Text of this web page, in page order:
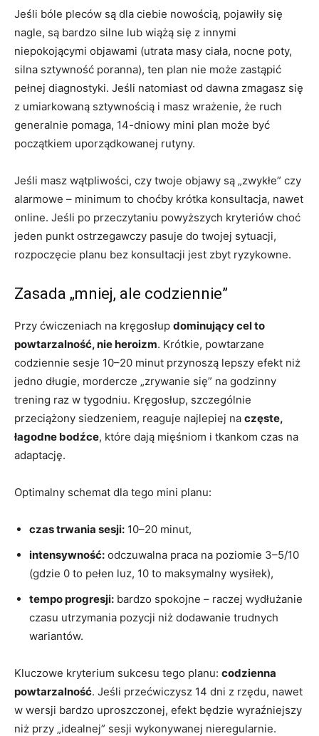
Jeśli bóle pleców są dla ciebie nowością, pojawiły się
nagle, są bardzo silne lub wiążą się z innymi
niepokojącymi objawami (utrata masy ciała, nocne poty,
silna sztywność poranna), ten plan nie może zastąpić
pełnej diagnostyki. Jeśli natomiast od dawna zmagasz się
z umiarkowaną sztywnością i masz wrażenie, że ruch
generalnie pomaga, 14-dniowy mini plan może być
początkiem uporządkowanej rutyny.
Jeśli masz wątpliwości, czy twoje objawy są „zwykłe” czy
alarmowe – minimum to choćby krótka konsultacja, nawet
online. Jeśli po przeczytaniu powyższych kryteriów choć
jeden punkt ostrzegawczy pasuje do twojej sytuacji,
rozpoczęcie planu bez konsultacji jest zbyt ryzykowne.
Zasada „mniej, ale codziennie”
Przy ćwiczeniach na kręgosłup dominujący cel to
powtarzalność, nie heroizm. Krótkie, powtarzane
codziennie sesje 10–20 minut przynoszą lepszy efekt niż
jedno długie, mordercze „zrywanie się” na godzinny
trening raz w tygodniu. Kręgosłup, szczególnie
przeciążony siedzeniem, reaguje najlepiej na częste,
łagodne bodźce, które dają mięśniom i tkankom czas na
adaptację.
Optimalny schemat dla tego mini planu:
czas trwania sesji: 10–20 minut,
intensywność: odczuwalna praca na poziomie 3–5/10
(gdzie 0 to pełen luz, 10 to maksymalny wysiłek),
tempo progresji: bardzo spokojne – raczej wydłużanie
czasu utrzymania pozycji niż dodawanie trudnych
wariantów.
Kluczowe kryterium sukcesu tego planu: codzienna
powtarzalność. Jeśli przećwiczysz 14 dni z rzędu, nawet
w wersji bardzo uproszczonej, efekt będzie wyraźniejszy
niż przy „idealnej” sesji wykonywanej nieregularnie.